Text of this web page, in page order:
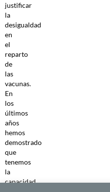
justificar
la
desigualdad
en
el
reparto
de
las
vacunas.
En
los
últimos
años
hemos
demostrado
que
tenemos
la
capacidad